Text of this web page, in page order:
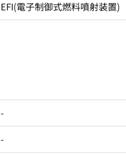
EFI(電子制御式燃料噴射装置)
-
-